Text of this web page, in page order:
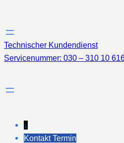
springen
Technischer Kundendienst
Servicenummer: 030 – 310 10
↓
Kontakt Termin